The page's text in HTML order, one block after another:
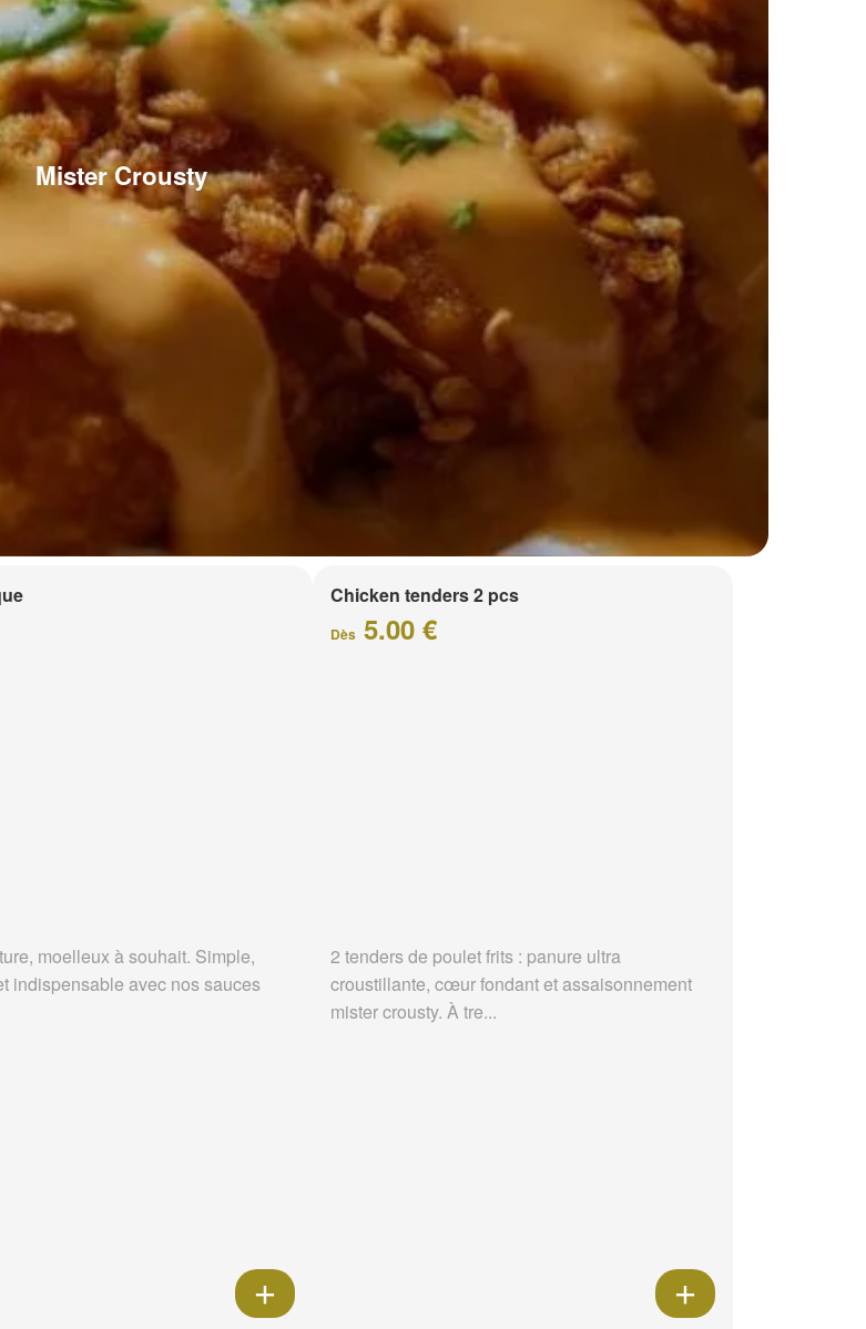
Mister Crousty
moelleux à souhait. Simple,
indispensable avec nos sauces
Chicken tenders 2 pcs
Dès 5.00 €
2 tenders de poulet frits : panure ultra
croustillante, cœur fondant et assaisonnement
mister crousty. À tre...